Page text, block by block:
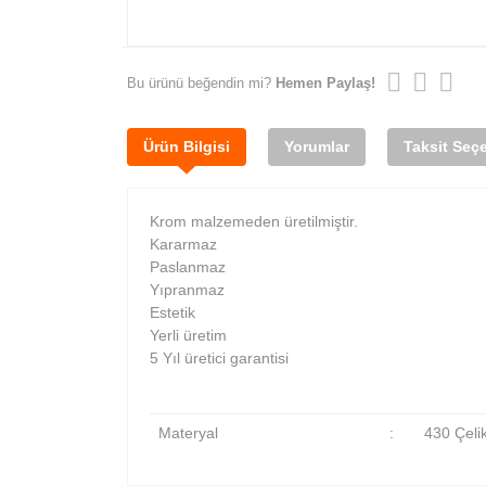
Bu ürünü beğendin mi? Hemen Paylaş!
Ürün Bilgisi Yorumlar Taksit
Krom malzemeden üretilmiştir.
Kararmaz
Paslanmaz
Yıpranmaz
Estetik
Yerli üretim
5 Yıl üretici garantisi
Materyal : 430